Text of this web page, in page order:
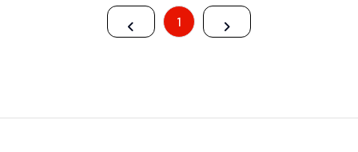
1